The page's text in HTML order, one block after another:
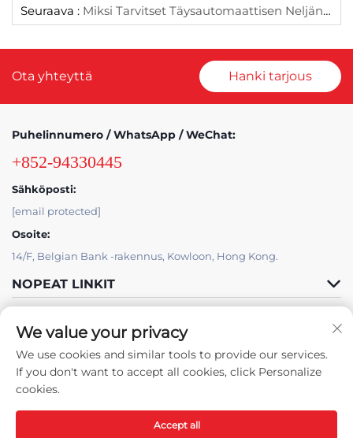
Seuraava : Miksi Tarvitset Täysautomaattisen Neljän Kulman Leikkaus- Ja Laminointikoneen
Ota yhteyttä Hanki tarjous
Puhelinnumero / WhatsApp / WeChat:
+852-94330445
Sähköposti:
[email protected]
Osoite:
14/F, Belgian Bank -rakennus, Kowloon, Hong Kong.
NOPEAT LINKIT
We value your privacy
We use cookies and similar tools to provide our services.
If you don't want to accept all cookies, click Personalize
cookies.
Accept all